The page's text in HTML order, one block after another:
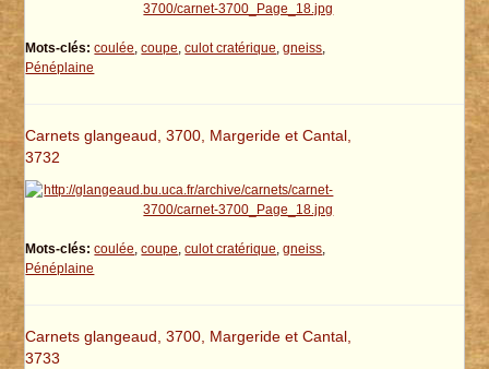
Mots-clés: coulée,coupe,culot cratérique,gneiss,
Pénéplaine
Carnets glangeaud, 3700, Margeride et Cantal,
3732
Mots-clés: coulée,coupe,culot cratérique,gneiss,
Pénéplaine
Carnets glangeaud, 3700, Margeride et Cantal,
3733